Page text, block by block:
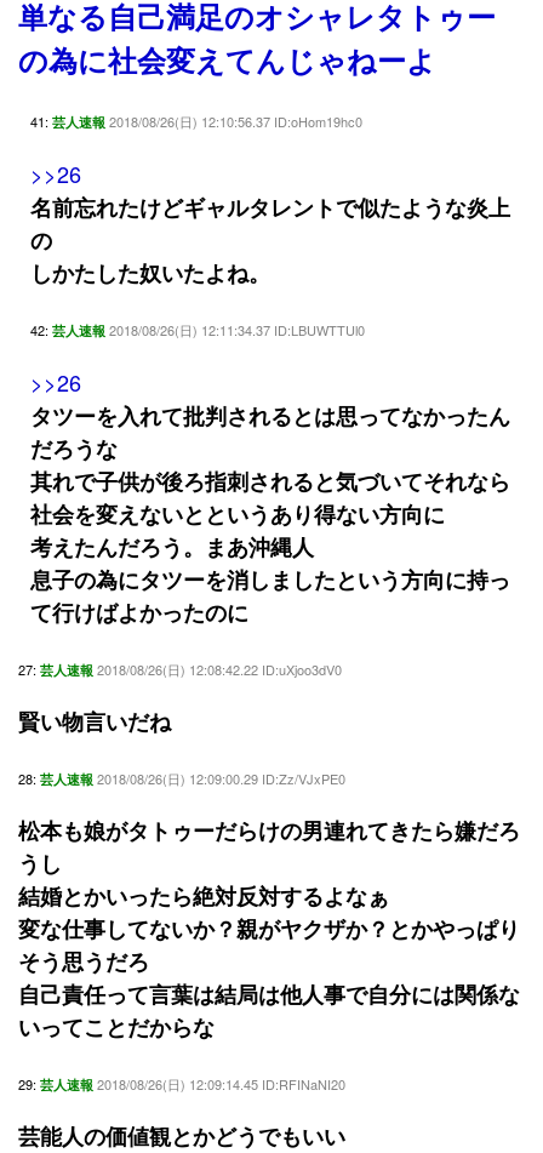
単なる自己満足のオシャレタトゥー
の為に社会変えてんじゃねーよ
41: 芸人速報 2018/08/26(日) 12:10:56.37 ID:oHom19hc0
>>26
名前忘れたけどギャルタレントで似たような炎上
の
しかたした奴いたよね。
42: 芸人速報 2018/08/26(日) 12:11:34.37 ID:LBUWTTUl0
>>26
タツーを入れて批判されるとは思ってなかったん
だろうな
其れで子供が後ろ指刺されると気づいてそれなら
社会を変えないとというあり得ない方向に
考えたんだろう。まあ沖縄人
息子の為にタツーを消しましたという方向に持っ
て行けばよかったのに
27: 芸人速報 2018/08/26(日) 12:08:42.22 ID:uXjoo3dV0
賢い物言いだね
28: 芸人速報 2018/08/26(日) 12:09:00.29 ID:Zz/VJxPE0
松本も娘がタトゥーだらけの男連れてきたら嫌だろ
うし
結婚とかいったら絶対反対するよなぁ
変な仕事してないか？親がヤクザか？とかやっぱり
そう思うだろ
自己責任って言葉は結局は他人事で自分には関係な
いってことだからな
29: 芸人速報 2018/08/26(日) 12:09:14.45 ID:RFINaNI20
芸能人の価値観とかどうでもいい